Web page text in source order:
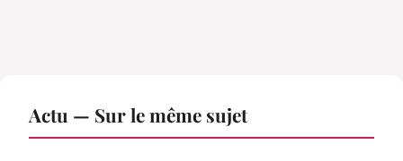
Actu — Sur le même sujet